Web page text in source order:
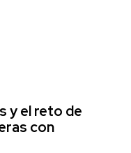
y el reto de
con